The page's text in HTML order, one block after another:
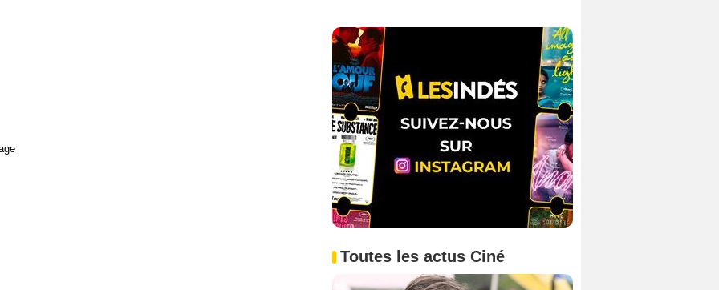
Toutes les actus Ciné